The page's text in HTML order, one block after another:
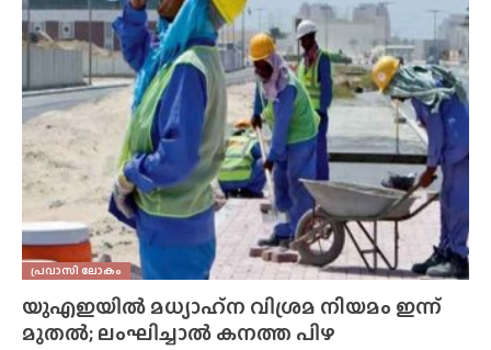
പ്രവാസി ലോകം
യുഎഇയിൽ മധ്യാഹ്‌ന വിശ്രമ നിയമം ഇന്ന്
മുതൽ; ലംഘിച്ചാൽ കനത്ത പിഴ